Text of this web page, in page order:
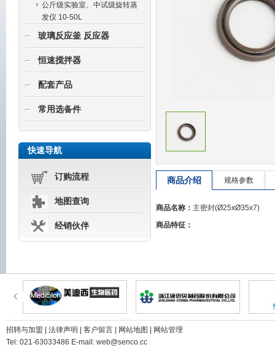
公斤级实验室、中试级旋转蒸
发仪 10-50L
玻璃反应釜 反应器
恒速搅拌器
配套产品
常用选备件
快速导航
订购流程
地图查询
经销伙伴
商品介绍 规格参数
商品名称： 主密封(Ø25xØ35x7)
商品特征：
招聘与加盟 法律声明 客户留言 网站地图
网站管理
Tel: 021-63033486 E-mail: web@senco.cc